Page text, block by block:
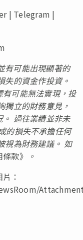
| Telegram |
有可能出現顯著的
失的資金作投資。
可能無法實現，投
獨立的財務意見，
過往業績並非未
的損失不承擔任何
視為財務建議。 如
款》
。
：